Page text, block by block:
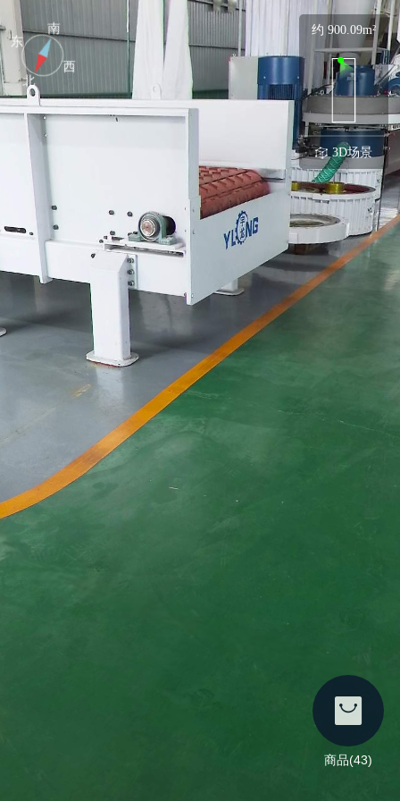
东
南
西
北
约 900.09m²
3D场景
商品(43)